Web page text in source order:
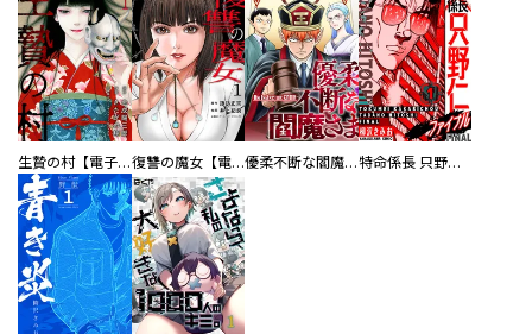
生贄の村【電子単行本版】 復讐の魔女【電子単行本版】 優柔不断な閻魔さま 特命係長 只野仁ファイナル 愛蔵版